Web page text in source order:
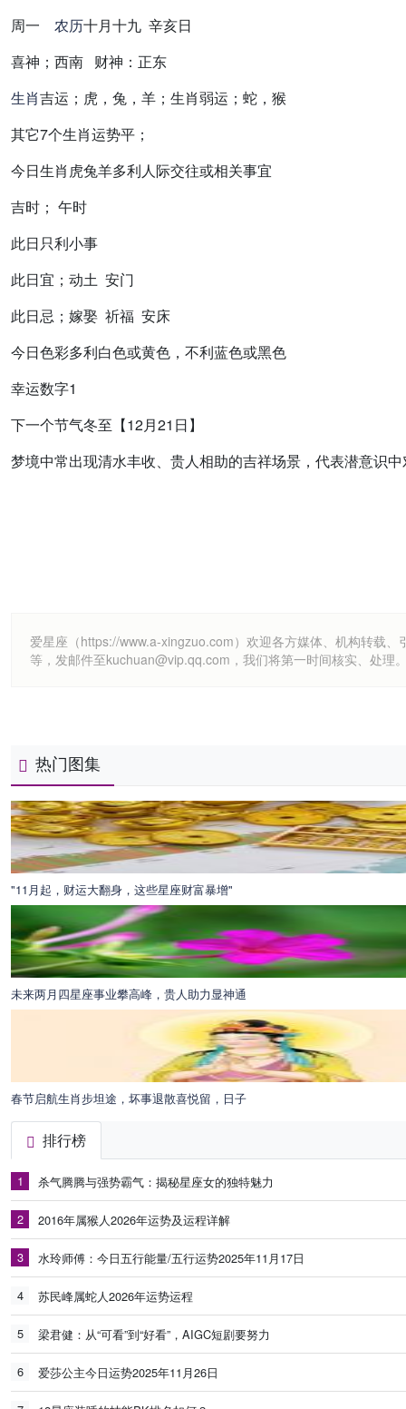
周一 农历十月十九 辛亥日
喜神；西南 财神：正东
生肖吉运；虎，兔，羊；生肖弱运；蛇，猴
其它7个生肖运势平；
今日生肖虎兔羊多利人际交往或相关事宜
吉时； 午时
此日只利小事
此日宜；动土 安门
此日忌；嫁娶 祈福 安床
今日色彩多利白色或黄色，不利蓝色或黑色
幸运数字1
下一个节气冬至【12月21日】
梦境中常出现清水丰收、贵人相助的吉祥场景，代表潜意识
爱星座（https://www.a-xingzuo.com）欢迎各方媒体、机构转载
等，发邮件至kuchuan@vip.qq.com，我们将第一时间核实、处理
热门图集
"11月起，财运大翻身，这些星座财富暴增"
未来两月四星座事业攀高峰，贵人助力显神通
春节启航生肖步坦途，坏事退散喜悦留，日子
排行榜
1 杀气腾腾与强势霸气：揭秘星座女的独特魅力
2 2016年属猴人2026年运势及运程详解
3 水玲师傅：今日五行能量/五行运势2025年11月17日
4 苏民峰属蛇人2026年运势运程
5 梁君健：从“可看”到“好看”，AIGC短剧要努力
6 爱莎公主今日运势2025年11月26日